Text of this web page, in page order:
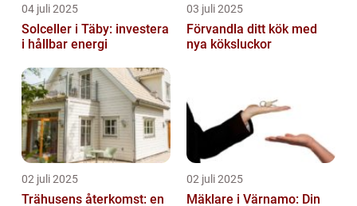
04 juli 2025
Solceller i Täby: investera
i hållbar energi
03 juli 2025
Förvandla ditt kök med
nya köksluckor
02 juli 2025
Trähusens återkomst: en
02 juli 2025
Mäklare i Värnamo: Din